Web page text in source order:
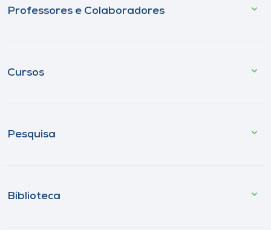
Professores e Colaboradores
Cursos
Pesquisa
Biblioteca